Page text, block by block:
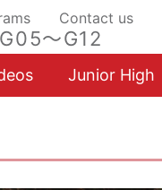
Contact us
～G12
Junior High